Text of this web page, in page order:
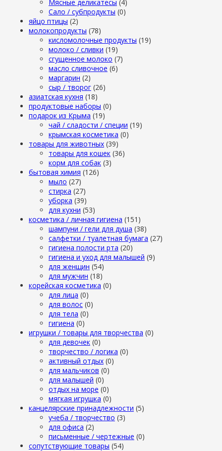
Мясные деликатесы (4)
Сало / субпродукты (0)
яйцо птицы (2)
молокопродукты (78)
кисломолочные продукты (19)
молоко / сливки (19)
сгущенное молоко (7)
масло сливочное (6)
маргарин (2)
сыр / творог (26)
азиатская кухня (18)
продуктовые наборы (0)
подарок из Крыма (19)
чай / сладости / специи (19)
крымская косметика (0)
товары для животных (39)
товары для кошек (36)
корм для собак (3)
бытовая химия (126)
мыло (27)
стирка (27)
уборка (39)
для кухни (53)
косметика / личная гигиена (151)
шампуни / гели для душа (38)
салфетки / туалетная бумага (27)
гигиена полости рта (20)
гигиена и уход для малышей (9)
для женщин (54)
для мужчин (18)
корейская косметика (0)
для лица (0)
для волос (0)
для тела (0)
гигиена (0)
игрушки / товары для творчества (0)
для девочек (0)
творчество / логика (0)
активный отдых (0)
для мальчиков (0)
для малышей (0)
отдых на море (0)
мягкая игрушка (0)
канцелярские принадлежности (5)
учеба / творчество (3)
для офиса (2)
письменные / чертежные (0)
сопутствующие товары (54)